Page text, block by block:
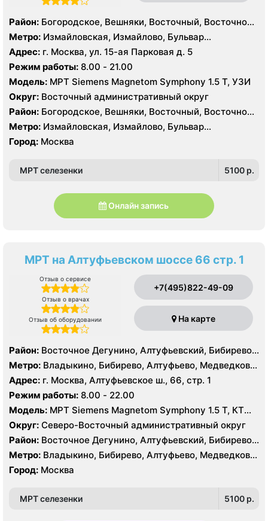
Район: Богородское, Вешняки, Восточный, Восточное
Измайлово, Гольяново, Ивановское, Измайлово,
Косино-Ухтомский, Метрогородок, Новогиреево,
Новокосино, Перово, Преображенское, Северное
Измайлово, Соколиная Гора
Метро: Измайловская, Измайлово, Бульвар
Рокоссовского, Новогиреево, Новокосино,
Партизанская, Первомайская, Перово, Щелковская
Адрес: г. Москва, ул. 15-ая Парковая д. 5
Режим работы: 8.00 - 21.00
Модель: МРТ Siemens Magnetom Symphony 1.5 Т, УЗИ
Округ: Восточный административный округ
Район: Богородское, Вешняки, Восточный, Восточное
Измайлово, Гольяново, Ивановское, Измайлово,
Косино-Ухтомский, Метрогородок, Новогиреево,
Новокосино, Перово, Преображенское, Северное
Метро: Измайловская, Измайлово, Бульвар
Рокоссовского, Новогиреево, Новокосино,
Партизанская, Первомайская, Перово, Щелковская
Город: Москва
МРТ селезенки 5100 p.
Онлайн запись
МРТ на Алтуфьевском шоссе 66 стр. 1
Отзыв о сервисе
Отзыв о врачах
Отзыв об оборудовании
+7(495)822-49-09
На карте
Район: Восточное Дегунино, Алтуфьевский, Бибирево,
Лианозово, Лосиноостровский, Отрадное, Свиблово,
Северное Медведково, Южное Медведково,
Ярославский
Метро: Владыкино, Бибирево, Алтуфьево, Медведково,
Окружная, Отрадное, Верхние Лихоборы,
Селигерская, Лианозово
Адрес: г. Москва, Алтуфьевское ш., 66, стр. 1
Режим работы: 8.00 - 22.00
Модель: МРТ Siemens Magnetom Symphony 1.5 Т, КТ
Toshiba Aquilion 16 срезов, УЗИ Toshiba
Округ: Северо-Восточный административный округ
Район: Восточное Дегунино, Алтуфьевский, Бибирево,
Лианозово, Лосиноостровский, Отрадное, Свиблово,
Северное Медведково, Южное Медведково,
Ярославский
Метро: Владыкино, Бибирево, Алтуфьево, Медведково,
Окружная, Отрадное, Верхние Лихоборы,
Селигерская, Лианозово
Город: Москва
МРТ селезенки 5100 p.